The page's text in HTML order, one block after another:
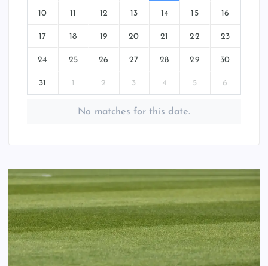
10 11 12 13 14 15 16
17 18 19 20 21 22 23
24 25 26 27 28 29 30
31 1 2 3 4 5 6
No matches for this date.